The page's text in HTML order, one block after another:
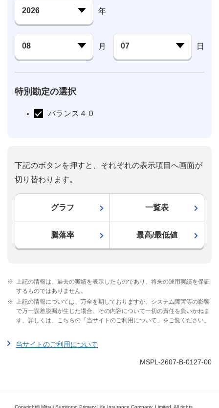
年
月 日
特別勘定の選択
バランス４０
下記のボタンを押すと、それぞれの表示項目へ画面が
切り替わります。
グラフ 一覧表
騰落率 最高/最低値
※ 上記の情報は、過去の実績を表示したものであり、将来の運用実績を保証
するものではありません。
※ 上記の情報については、万全を期しておりますが、システム障害等の影響
で万一誤差脱漏が生じた場合、その内容について一切の責任を負いかねま
す。詳しくは、こちらの「当サイトのご利用について」をご覧ください。
当サイトのご利用について
MSPL-2607-B-0127-00
Copyright© Mitsui Sumitomo Primary Life Insurance Company, Limited. All rights